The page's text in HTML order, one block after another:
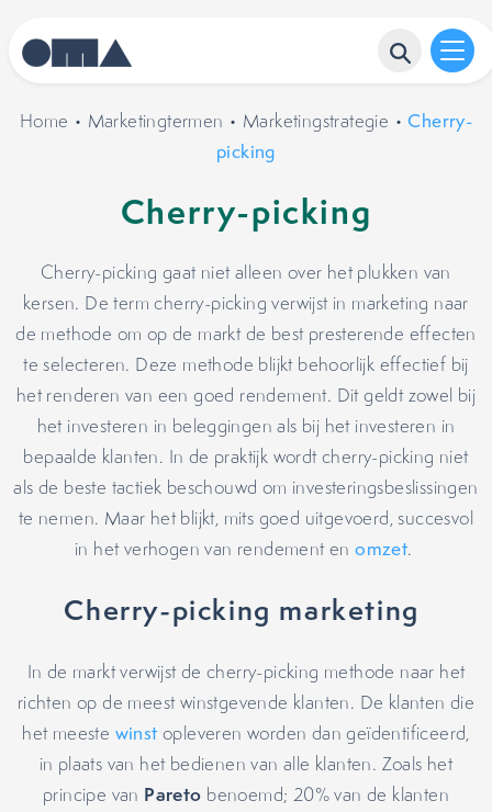
Home • Marketingtermen • Marketingstrategie •Cherry-
picking
Cherry-picking
Cherry-picking gaat niet alleen over het plukken van
kersen. De term cherry-picking verwijst in marketing naar
de methode om op de markt de best presterende effecten
te selecteren. Deze methode blijkt behoorlijk effectief bij
het renderen van een goed rendement. Dit geldt zowel bij
het investeren in beleggingen als bij het investeren in
bepaalde klanten. In de praktijk wordt cherry-picking niet
als de beste tactiek beschouwd om investeringsbeslissingen
te nemen. Maar het blijkt, mits goed uitgevoerd, succesvol
in het verhogen van rendement enomzet.
Cherry-picking marketing
In de markt verwijst de cherry-picking methode naar het
richten op de meest winstgevende klanten. De klanten die
het meeste winst opleveren worden dan geïdentificeerd,
in plaats van het bedienen van alle klanten. Zoals het
principe van Pareto benoemd; 20% van de klanten